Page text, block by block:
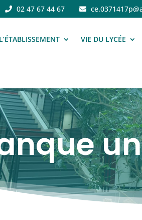
02 47 67 44 67
L’ÉTABLISSEMENT VIE DU LYCÉE